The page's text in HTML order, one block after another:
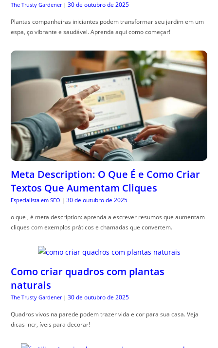
The Trusty Gardener | 30 de outubro de 2025
Plantas companheiras iniciantes podem transformar seu jardim em um
espa, ço vibrante e saudável. Aprenda aqui como começar!
Meta Description: O Que É e Como Criar
Textos Que Aumentam Cliques
Especialista em SEO | 30 de outubro de 2025
o que , é meta description: aprenda a escrever resumos que aumentam
cliques com exemplos práticos e chamadas que convertem.
Como criar quadros com plantas
naturais
The Trusty Gardener | 30 de outubro de 2025
Quadros vivos na parede podem trazer vida e cor para sua casa. Veja
dicas incr, íveis para decorar!